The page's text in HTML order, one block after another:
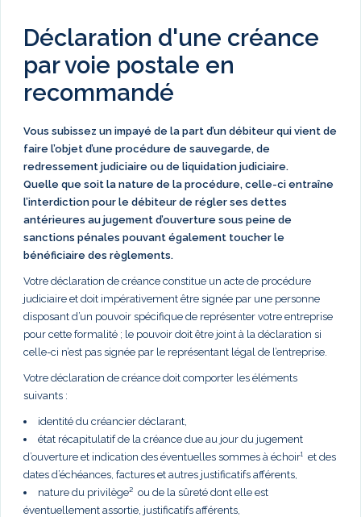
Déclaration d'une créance
par voie postale en
recommandé
Vous subissez un impayé de la part d’un débiteur qui vient de
faire l’objet d’une procédure de sauvegarde, de
redressement judiciaire ou de liquidation judiciaire.
Quelle que soit la nature de la procédure, celle-ci entraîne
l’interdiction pour le débiteur de régler ses dettes
antérieures au jugement d’ouverture sous peine de
sanctions pénales pouvant également toucher le
bénéficiaire des règlements.
Votre déclaration de créance constitue un acte de procédure
judiciaire et doit impérativement être signée par une personne
disposant d’un pouvoir spécifique de représenter votre entreprise
pour cette formalité ; le pouvoir doit être joint à la déclaration si
celle-ci n’est pas signée par le représentant légal de l’entreprise.
Votre déclaration de créance doit comporter les éléments
suivants :
identité du créancier déclarant,
état récapitulatif de la créance due au jour du jugement
d’ouverture et indication des éventuelles sommes à échoir¹ et des
dates d’échéances, factures et autres justificatifs afférents,
nature du privilège² ou de la sûreté dont elle est
éventuellement assortie, justificatifs afférents,